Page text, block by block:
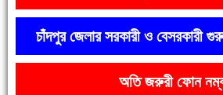
চাঁদপুর জেলার সরকারী ও বেসরকারী
অতি জরুরী ফোন